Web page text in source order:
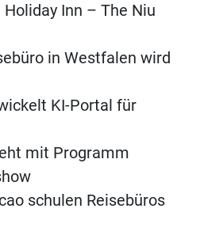
Inn – The Niu
in Westfalen wird
KI-Portal für
mit Programm
schulen Reisebüros